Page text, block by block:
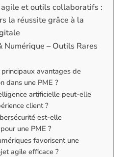
et outils collaboratifs :
la réussite grâce à la
Numérique – Outils Rares
avantages de
dans une PME ?
artificielle peut-elle
client ?
est-elle
une PME ?
favorisent une
agile efficace ?